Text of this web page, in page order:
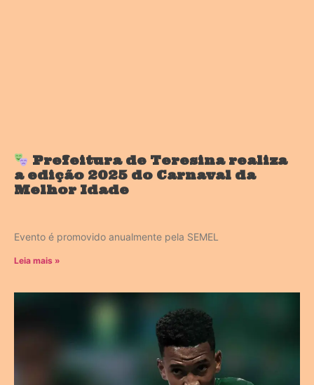
Prefeitura de Teresina realiza
a edição 2025 do Carnaval da
Melhor Idade
Evento é promovido anualmente pela SEMEL
Leia mais »